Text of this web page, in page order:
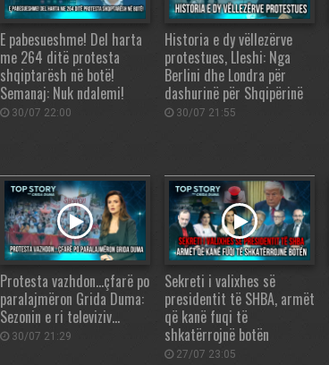
E pabesueshme! Del harta
me 264 ditë protesta
shqiptarësh në botë!
Semanaj: Nuk ndalemi!
30/07 22:00
Historia e dy vëllezërve
protestues, Lleshi: Nga
Berlini dhe Londra për
dashurinë për Shqipërinë
30/07 21:55
Protesta vazhdon…çfarë po
paralajmëron Grida Duma:
Sezonin e ri televiziv…
30/07 21:29
Sekreti i valixhes së
presidentit të SHBA, armët
që kanë fuqi të
shkatërrojnë botën
27/07 23:05